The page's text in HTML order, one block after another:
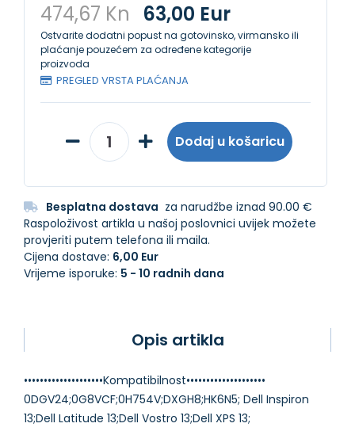
474,67 Kn 63,00 Eur
Ostvarite dodatni popust na gotovinsko, virmansko ili
plaćanje pouzećem za određene kategorije
proizvoda
PREGLED VRSTA PLAĆANJA
Dodaj u košaricu
Besplatna dostava za narudžbe iznad 90.00 €
Raspoloživost artikla u našoj poslovnici uvijek možete
provjeriti putem telefona ili maila.
Cijena dostave: 6,00 Eur
Vrijeme isporuke: 5 - 10 radnih dana
Opis artikla
••••••••••••••••••••Kompatibilnost••••••••••••••••••••
0DGV24;0G8VCF;0H754V;DXGH8;HK6N5; Dell Inspiron